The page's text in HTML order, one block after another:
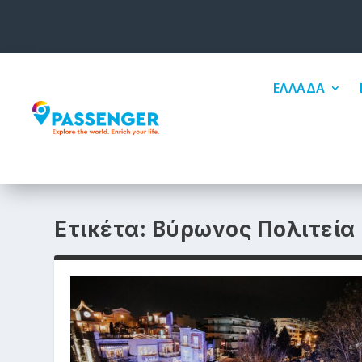
ΕΛΛΑΔΑ
Ετικέτα: Βύρωνος Πολιτεία